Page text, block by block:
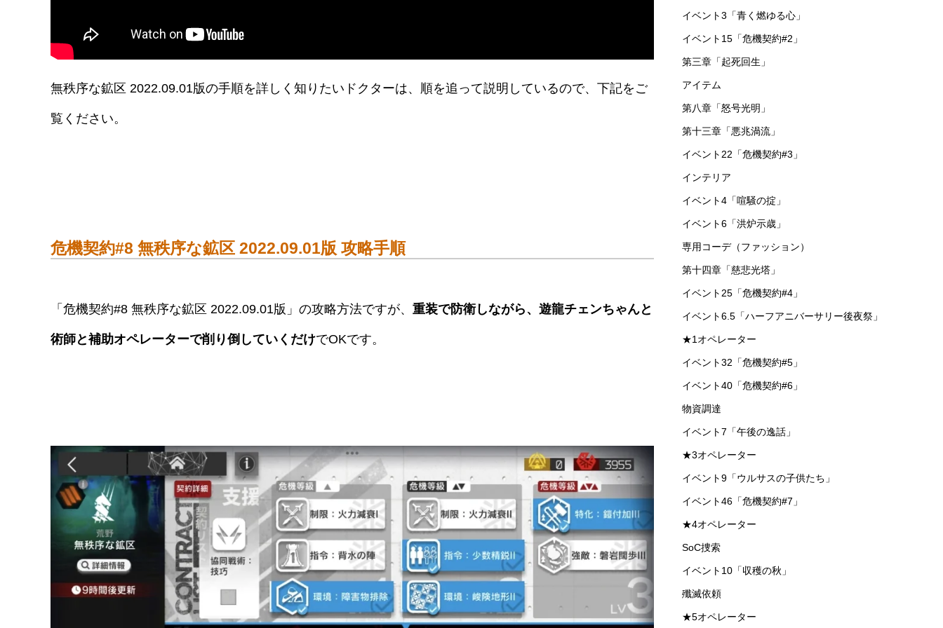
危機契約#8 無秩序な鉱区 2022.09.01版 攻略手順
「危機契約#8 無秩序な鉱区 2022.09.01版」の攻略方法ですが、 重装で防衛しながら、遊龍チェンちゃんと
術師と補助オペレーターで削り倒していくだけでOKです。
第二章「相思相殺」
イベント12「危機契約#1」
第六章「局部壊死」
て」
第十二章「驚靂蕭然」
第七章「苦難揺籃」
イベント3「青く燃ゆる心」
イベント15「危機契約#2」
第三章「起死回生」
アイテム
第八章「怒号光明」
第十三章「悪兆渦流」
イベント22「危機契約#3」
インテリア
イベント4「喧騒の掟」
イベント6「洪炉示歳」
専用コーデ（ファッション）
第十四章「慈悲光塔」
イベント25「危機契約#4」
イベント6.5「ハーフアニバーサリー後夜祭」
★1オペレーター
イベント32「危機契約#5」
イベント40「危機契約#6」
物資調達